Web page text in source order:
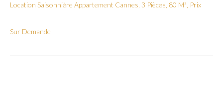
Location Saisonnière Appartement Cannes, 3 Pièces, 80 M², Prix
Sur Demande